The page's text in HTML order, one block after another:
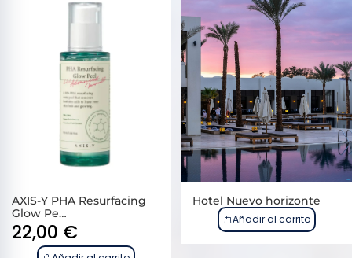
AXIS-Y PHA Resurfacing
Glow Pe…
22,00 €
Hotel Nuevo horizonte
Añadir al carrito